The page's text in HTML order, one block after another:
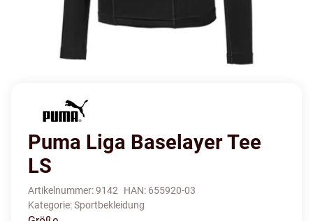
Puma Liga Baselayer Tee
LS
Artikelnummer:9142 HAN: 655920-03
Kategorie:Sportbekleidung